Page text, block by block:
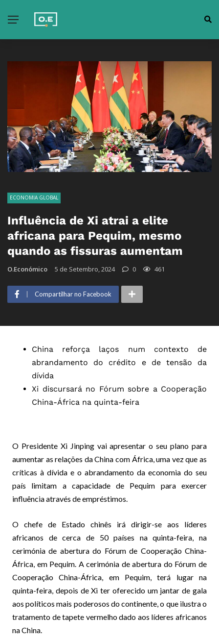
ECONOMIA GLOBAL
Influência de Xi atrai a elite
africana para Pequim, mesmo
quando as fissuras aumentam
O.Económico 5 de Setembro, 2024 0 461
Compartilhar no Facebook
China reforça laços num contexto de
abrandamento do crédito e de tensão da
dívida
Xi discursará no Fórum sobre a Cooperação
China-África na quinta-feira
O Presidente Xi Jinping vai apresentar o seu plano para
aumentar as relações da China com África, uma vez que as
críticas à dívida e o abrandamento da economia do seu
país limitam a capacidade de Pequim para exercer
influência através de empréstimos.
O chefe de Estado chinês irá dirigir-se aos líderes
africanos de cerca de 50 países na quinta-feira, na
cerimónia de abertura do Fórum de Cooperação China-
África, em Pequim. A cerimónia de abertura do Fórum de
Cooperação China-África, em Pequim, terá lugar na
quinta-feira, depois de Xi ter oferecido um jantar de gala
aos políticos mais poderosos do continente, o que ilustra o
tratamento de tapete vermelho dado aos líderes africanos
na China.